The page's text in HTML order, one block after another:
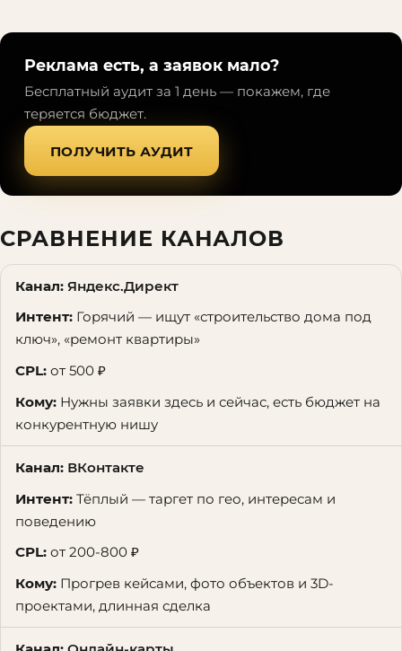
Реклама есть, а заявок мало?
Бесплатный аудит за 1 день — покажем, где
теряется бюджет.
ПОЛУЧИТЬ АУДИТ
СРАВНЕНИЕ КАНАЛОВ
Яндекс.Директ
Горячий — ищут «строительство дома под
ключ», «ремонт квартиры»
от 500 ₽
Нужны заявки здесь и сейчас, есть бюджет на
конкурентную нишу
ВКонтакте
Тёплый — таргет по гео, интересам и
поведению
от 200-800 ₽
Прогрев кейсами, фото объектов и 3D-
проектами, длинная сделка